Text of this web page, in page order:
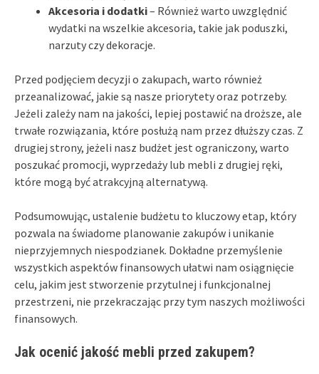
Akcesoria i dodatki– Również warto uwzględnić
wydatki na wszelkie akcesoria, takie jak poduszki,
narzuty czy dekoracje.
Przed podjęciem decyzji o zakupach, warto również
przeanalizować, jakie są nasze priorytety oraz potrzeby.
Jeżeli zależy nam na jakości, lepiej postawić na droższe, ale
trwałe rozwiązania, które posłużą nam przez dłuższy czas. Z
drugiej strony, jeżeli nasz budżet jest ograniczony, warto
poszukać promocji, wyprzedaży lub mebli z drugiej ręki,
które mogą być atrakcyjną alternatywą.
Podsumowując, ustalenie budżetu to kluczowy etap, który
pozwala na świadome planowanie zakupów i unikanie
nieprzyjemnych niespodzianek. Dokładne przemyślenie
wszystkich aspektów finansowych ułatwi nam osiągnięcie
celu, jakim jest stworzenie przytulnej i funkcjonalnej
przestrzeni, nie przekraczając przy tym naszych możliwości
finansowych.
Jak ocenić jakość mebli przed zakupem?